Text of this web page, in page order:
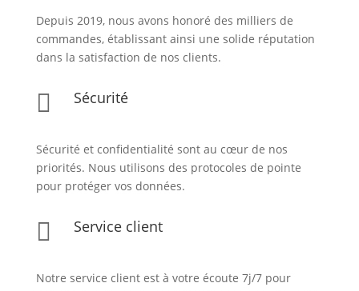
Depuis 2019, nous avons honoré des milliers de
commandes, établissant ainsi une solide réputation
dans la satisfaction de nos clients.
 Sécurité
Sécurité et confidentialité sont au cœur de nos
priorités. Nous utilisons des protocoles de pointe
pour protéger vos données.
 Service client
Notre service client est à votre écoute 7j/7 pour